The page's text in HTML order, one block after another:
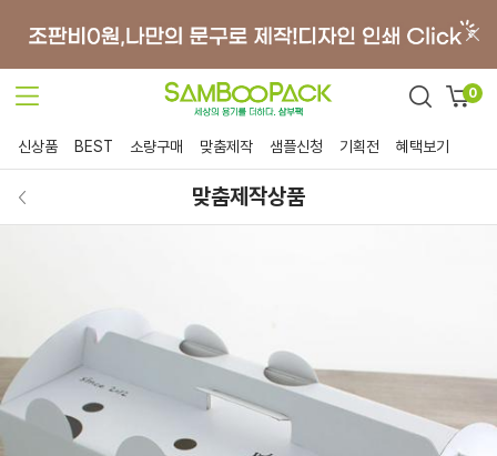
0
신상품 BEST 소량구매 맞춤제작 샘플신청 기획전 혜택보기
맞춤제작상품